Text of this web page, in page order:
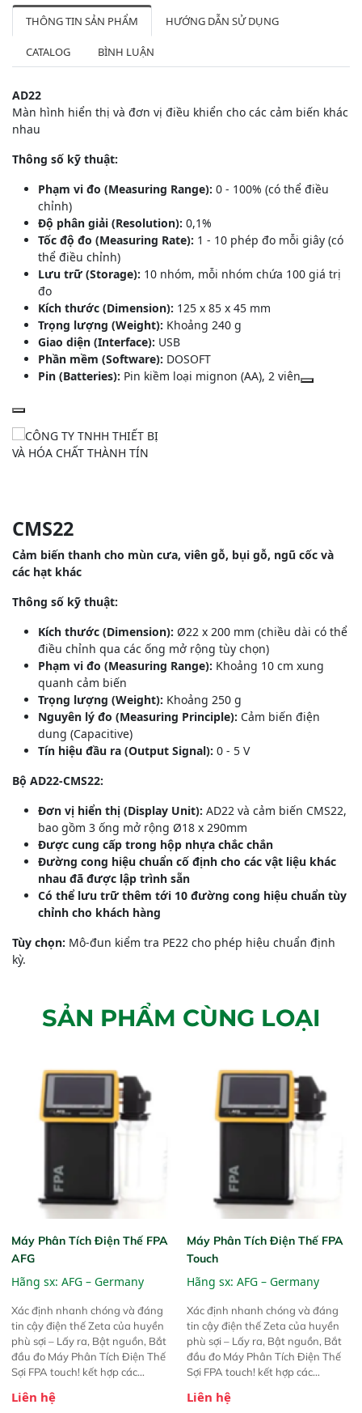
THÔNG TIN SẢN PHẨM HƯỚNG DẪN SỬ DỤNG
CATALOG BÌNH LUẬN
AD22
Màn hình hiển thị và đơn vị điều khiển cho các cảm biến khác
nhau
Thông số kỹ thuật:
Phạm vi đo (Measuring Range): 0 - 100% (có thể điều
chỉnh)
Độ phân giải (Resolution): 0,1%
Tốc độ đo (Measuring Rate): 1 - 10 phép đo mỗi giây (có
thể điều chỉnh)
Lưu trữ (Storage): 10 nhóm, mỗi nhóm chứa 100 giá trị
đo
Kích thước (Dimension): 125 x 85 x 45 mm
Trọng lượng (Weight): Khoảng 240 g
Giao diện (Interface): USB
Phần mềm (Software): DOSOFT
Pin (Batteries): Pin kiềm loại mignon (AA), 2 viên
CMS22
Cảm biến thanh cho mùn cưa, viên gỗ, bụi gỗ, ngũ cốc và
các hạt khác
Thông số kỹ thuật:
Kích thước (Dimension): Ø22 x 200 mm (chiều dài có thể
điều chỉnh qua các ống mở rộng tùy chọn)
Phạm vi đo (Measuring Range): Khoảng 10 cm xung
quanh cảm biến
Trọng lượng (Weight): Khoảng 250 g
Nguyên lý đo (Measuring Principle): Cảm biến điện
dung (Capacitive)
Tín hiệu đầu ra (Output Signal): 0 - 5 V
Bộ AD22-CMS22:
Đơn vị hiển thị (Display Unit): AD22 và cảm biến CMS22,
bao gồm 3 ống mở rộng Ø18 x 290mm
Được cung cấp trong hộp nhựa chắc chắn
Đường cong hiệu chuẩn cố định cho các vật liệu khác
nhau đã được lập trình sẵn
Có thể lưu trữ thêm tới 10 đường cong hiệu chuẩn tùy
chỉnh cho khách hàng
Tùy chọn: Mô-đun kiểm tra PE22 cho phép hiệu chuẩn định
kỳ.
SẢN PHẨM CÙNG LOẠI
Máy Phân Tích Điện Thế FPA
AFG
Hãng sx: AFG – Germany
Xác định nhanh chóng và đáng
tin cậy điện thế Zeta của huyền
phù sợi – Lấy ra, Bật nguồn, Bắt
đầu đo Máy Phân Tích Điện Thế
Sợi FPA touch! kết hợp các
được chứng minh với sự đơn giản
Liên hệ
Máy Phân Tích Điện Thế FPA
Touch
Hãng sx: AFG – Germany
Xác định nhanh chóng và đáng
tin cậy điện thế Zeta của huyền
phù sợi – Lấy ra, Bật nguồn, Bắt
đầu đo Máy Phân Tích Điện Thế
Sợi FPA touch! kết hợp các
được chứng minh với sự đơn giản
Liên hệ